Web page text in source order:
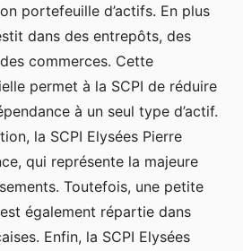
portefeuille d’actifs. En plus
dans des entrepôts, des
commerces. Cette
permet à la SCPI de réduire
à un seul type d’actif.
la SCPI Elysées Pierre
qui représente la majeure
Toutefois, une petite
également répartie dans
Enfin, la SCPI Elysées